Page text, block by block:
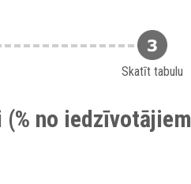
Skatīt tabulu
no iedzīvotājiem